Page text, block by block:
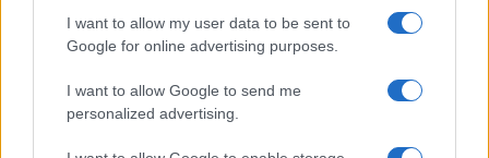
I want to allow my user data to be sent to
Google for online advertising purposes.
I want to allow Google to send me
personalized advertising.